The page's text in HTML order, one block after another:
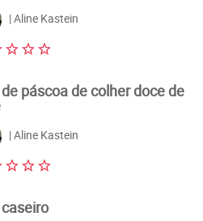
| Aline Kastein
de páscoa de colher doce de
| Aline Kastein